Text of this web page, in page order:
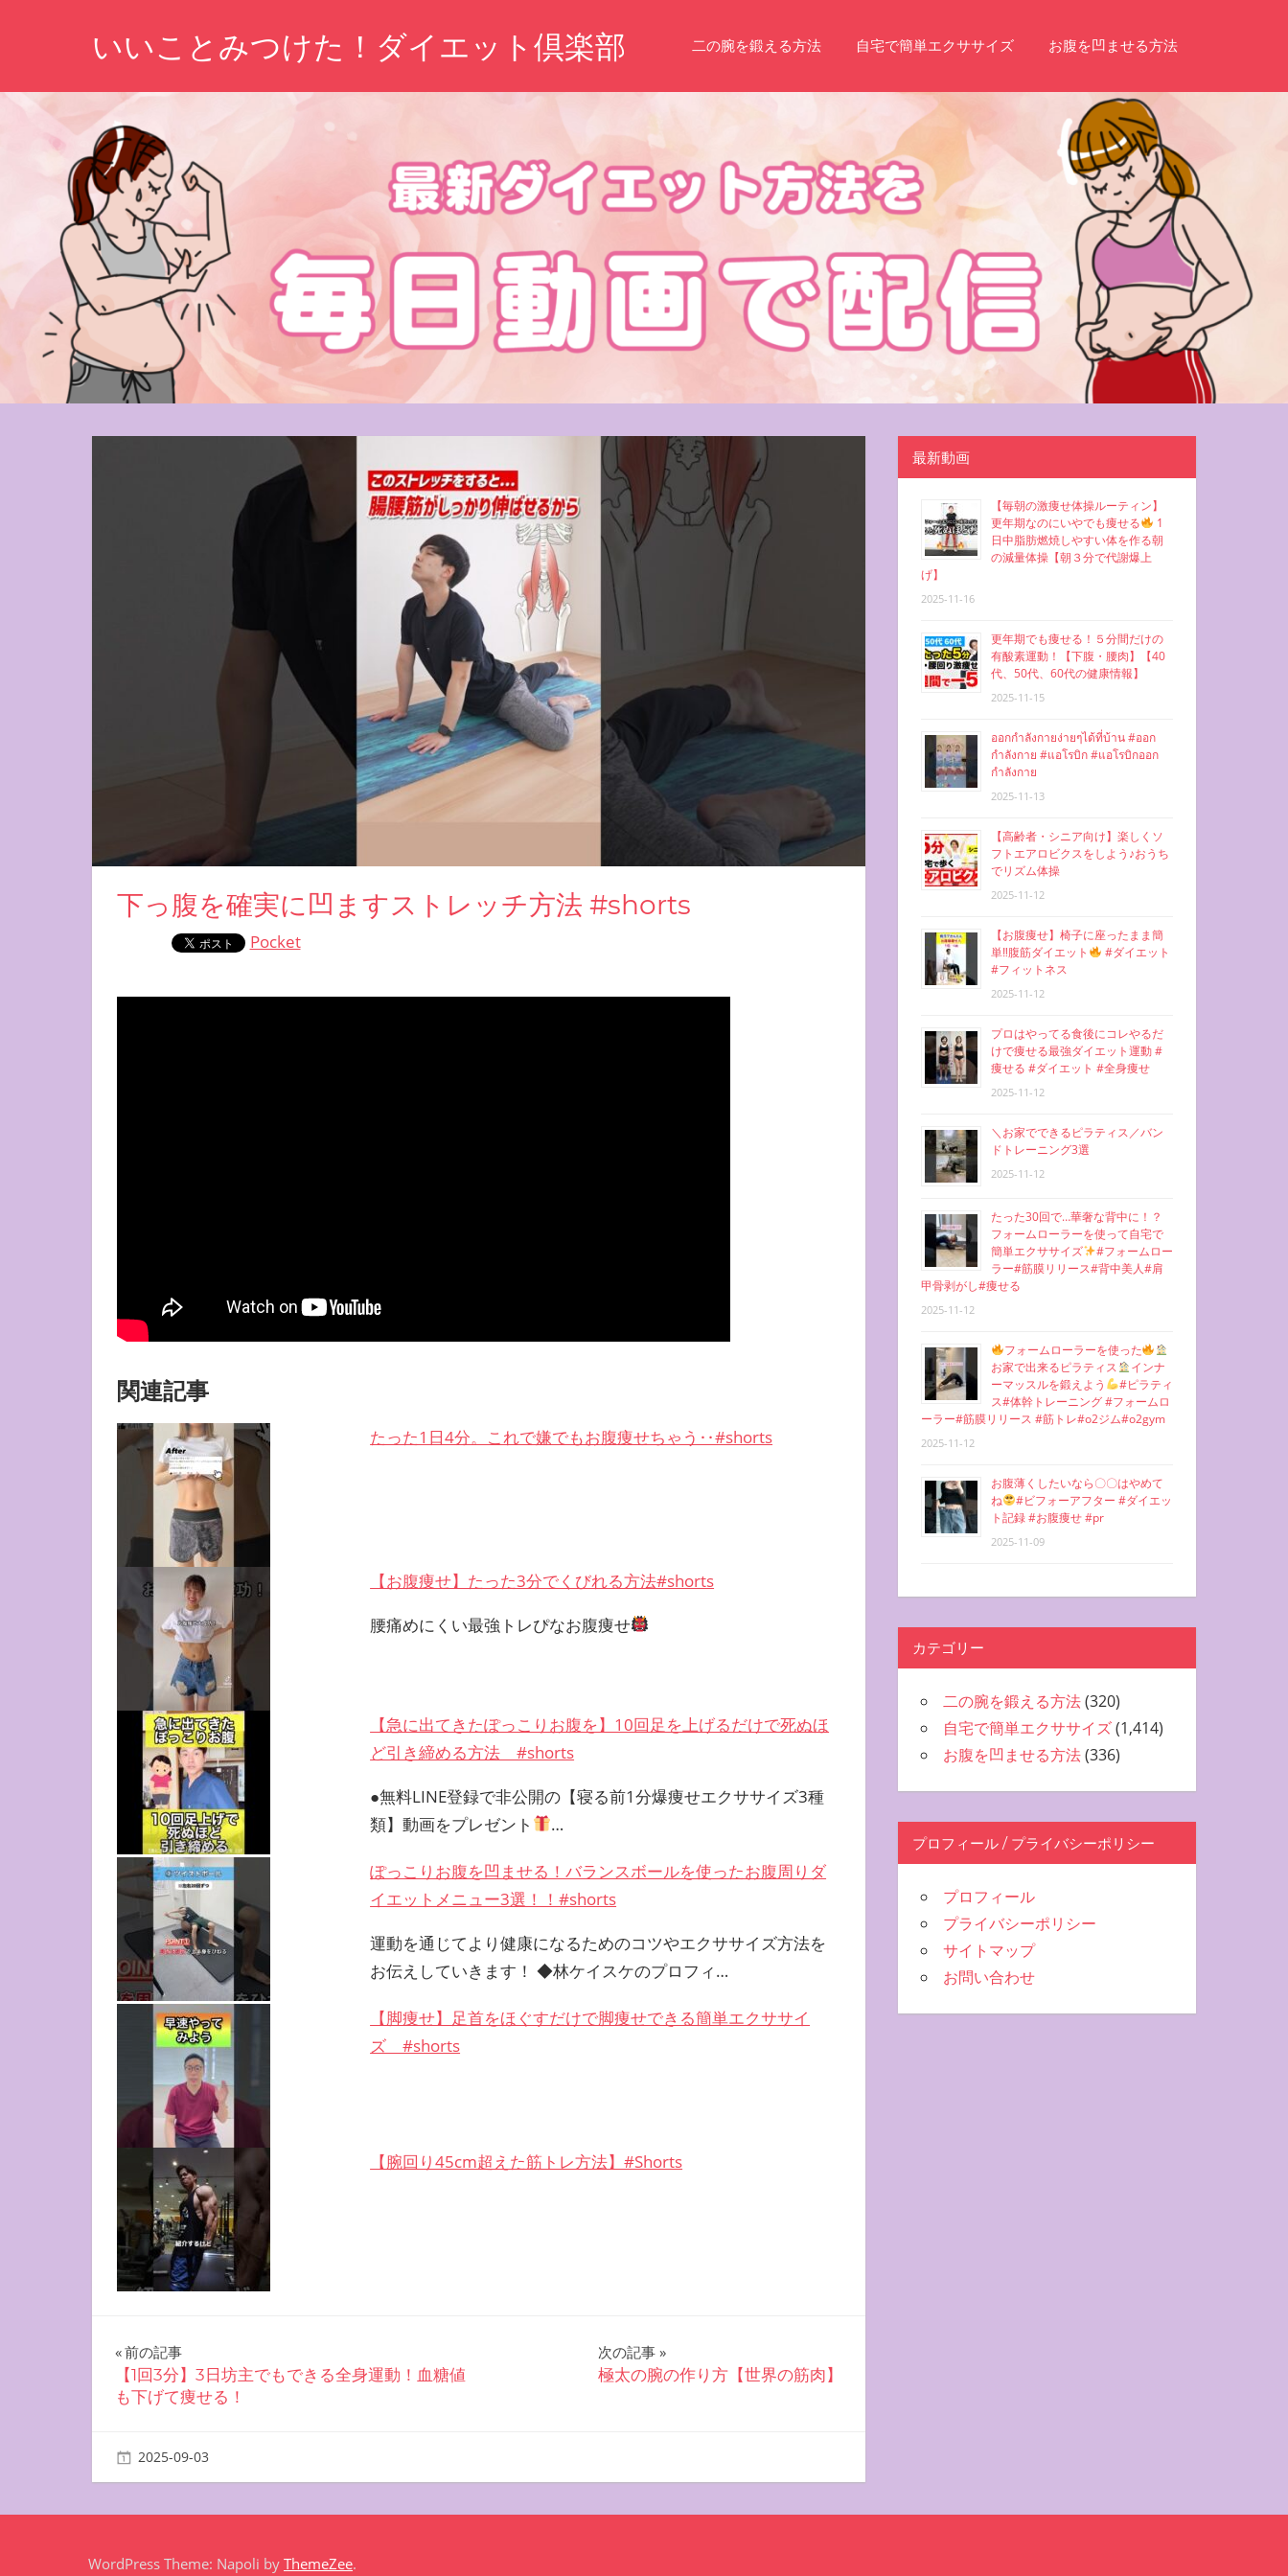
ン
いいことみつけた！ダイエット倶楽部 二の腕を鍛える方法 自宅で簡単エクササイズ お腹を凹ませる方法
下っ腹を確実に凹ますストレッチ方法 #shorts
Pocket
関連記事
たった1日4分。これで嫌でもお腹痩せちゃう‥#shorts
【お腹痩せ】たった3分でくびれる方法#shorts
腰痛めにくい最強トレぴなお腹痩せ
【急に出てきたぽっこりお腹を】10回足を上げるだけで死ぬほ
ど引き締める方法 #shorts
●無料LINE登録で非公開の【寝る前1分爆痩せエクササイズ3種
類】動画をプレゼント
…
ぽっこりお腹を凹ませる！バランスボールを使ったお腹周りダ
イエットメニュー3選！！#shorts
運動を通じてより健康になるためのコツやエクササイズ方法を
お伝えしていきます！ ◆林ケイスケのプロフィ…
【脚痩せ】足首をほぐすだけで脚痩せできる簡単エクササイ
ズ #shorts
【腕回り45cm超えた筋トレ方法】#Shorts
投
稿
ビ
ゲ
前の記事
【1回3分】3日坊主でもできる全身運動！血糖値
も下げて痩せる！
次の記事
極太の腕の作り方【世界の筋肉】
2025-09-03
最新動画
【毎朝の激痩せ体操ルーティン】
更年期なのにいやでも痩せる
1
日中脂肪燃焼しやすい体を作る朝
の減量体操【朝３分で代謝爆上
げ】
2025-11-16
更年期でも痩せる！５分間だけの
有酸素運動！【下腹・腰肉】【40
代、50代、60代の健康情報】
2025-11-15
ออกกำลังกายง่ายๆได้ที่บ้าน #ออก
กำลังกาย #แอโรบิก #แอโรบิกออก
กำลังกาย
2025-11-13
【高齢者・シニア向け】楽しくソ
フトエアロビクスをしよう♪おうち
でリズム体操
2025-11-12
【お腹痩せ】椅子に座ったまま簡
単‼︎腹筋ダイエット
#ダイエット
#フィットネス
2025-11-12
プロはやってる食後にコレやるだ
けで痩せる最強ダイエット運動 #
痩せる #ダイエット #全身痩せ
2025-11-12
＼お家でできるピラティス／バン
ドトレーニング3選
2025-11-12
たった30回で…華奢な背中に！？
フォームローラーを使って自宅で
簡単エクササイズ
#フォームロー
ラー#筋膜リリース#背中美人#肩
甲骨剥がし#痩せる
2025-11-12
フォームローラーを使った
お家で出来るピラティス
インナ
ーマッスルを鍛えよう
#ピラティ
ス#体幹トレーニング #フォームロ
ーラー#筋膜リリース #筋トレ#o2ジム#o2gym
2025-11-12
お腹薄くしたいなら〇〇はやめて
ね
#ビフォーアフター #ダイエッ
ト記録 #お腹痩せ #pr
2025-11-09
カテゴリー
二の腕を鍛える方法(320)
自宅で簡単エクササイズ(1,414)
お腹を凹ませる方法(336)
プロフィール / プライバシーポリシー
プロフィール
プライバシーポリシー
サイトマップ
お問い合わせ
WordPress Theme: Napoli by ThemeZee.